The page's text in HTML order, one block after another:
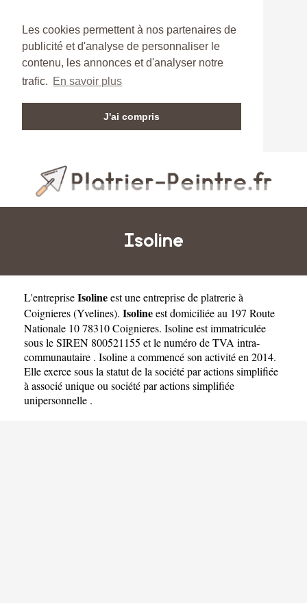
Les cookies permettent à nos partenaires de
publicité et d'analyse de personnaliser le
contenu, les annonces et d'analyser notre
trafic. En savoir plus
J'ai compris
Isoline
L'entrepriseIsolineest uneentreprise de platrerie à
Coignieres(Yvelines). Isolineest domiciliée au 197 Route
Nationale 10 78310 Coignieres. Isoline est immatriculée
sous le SIREN 800521155 et le numéro de TVA intra-
communautaire . Isoline a commencé son activité en 2014.
Elle exerce sous la statut de la société par actions simplifiée
à associé unique ou société par actions simplifiée
unipersonnelle .